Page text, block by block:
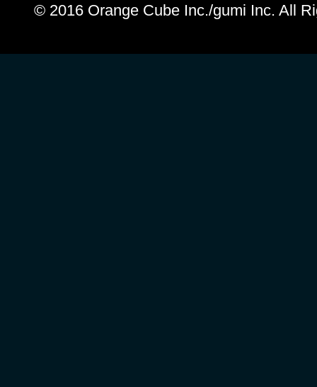
© 2016 Orange Cube Inc./gumi Inc. All